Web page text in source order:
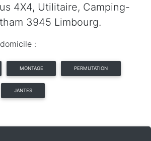
4X4, Utilitaire, Camping-
3945 Limbourg.
:
MONTAGE PERMUTATION
JANTES